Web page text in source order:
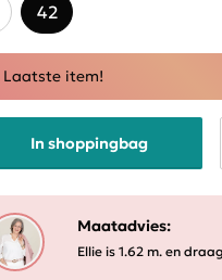
42
Laatste item!
In shoppingbag
Maatadvies:
Ellie is 1.62 m. en